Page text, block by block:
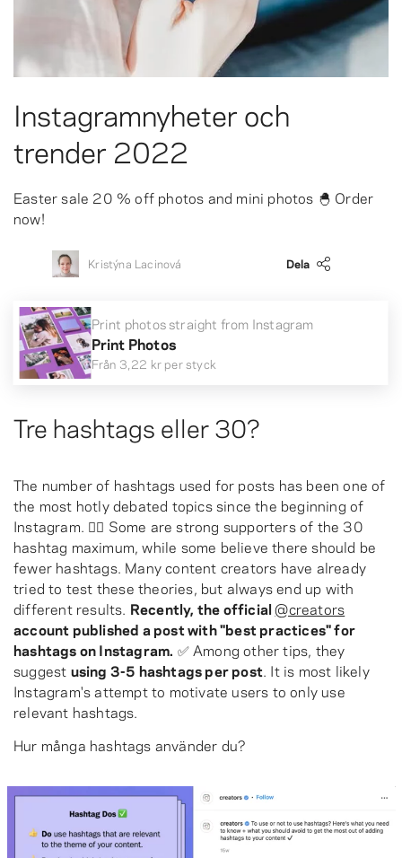
Instagramnyheter och
trender 2022
Easter sale 20 % off photos and mini photos 🐣 Order
now!
Kristýna Lacinová Dela
Print photos straight from Instagram
Print Photos
Från 3,22 krper styck
Tre hashtags eller 30?
The number of hashtags used for posts has been one of
the most hotly debated topics since the beginning of
Instagram. 🤷‍♀️ Some are strong supporters of the 30
hashtag maximum, while some believe there should be
fewer hashtags. Many content creators have already
tried to test these theories, but always end up with
different results. Recently, the official@creators
account published a post with "best practices" for
hashtags on Instagram. ✅ Among other tips, they
suggest using 3-5 hashtags per post . It is most likely
Instagram's attempt to motivate users to only use
relevant hashtags.
Hur många hashtags använder du?